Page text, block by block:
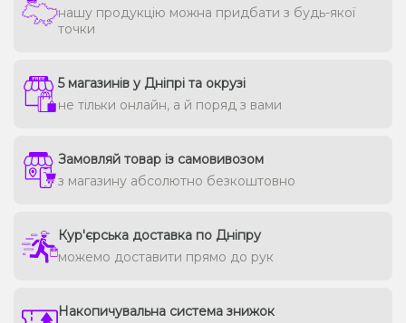
нашу продукцію можна придбати з будь-якої
точки
5 магазинів у Дніпрі та окрузі
не тільки онлайн, а й поряд з вами
Замовляй товар із самовивозом
з магазину абсолютно безкоштовно
Кур'єрська доставка по Дніпру
можемо доставити прямо до рук
Накопичувальна система знижок